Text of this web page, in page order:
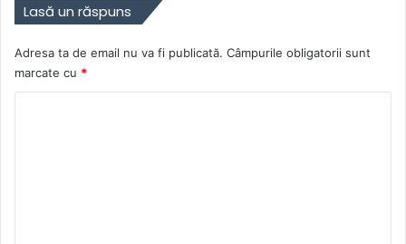
Lasă un răspuns
Adresa ta de email nu va fi publicată. Câmpurile obligatorii sunt
marcate cu *